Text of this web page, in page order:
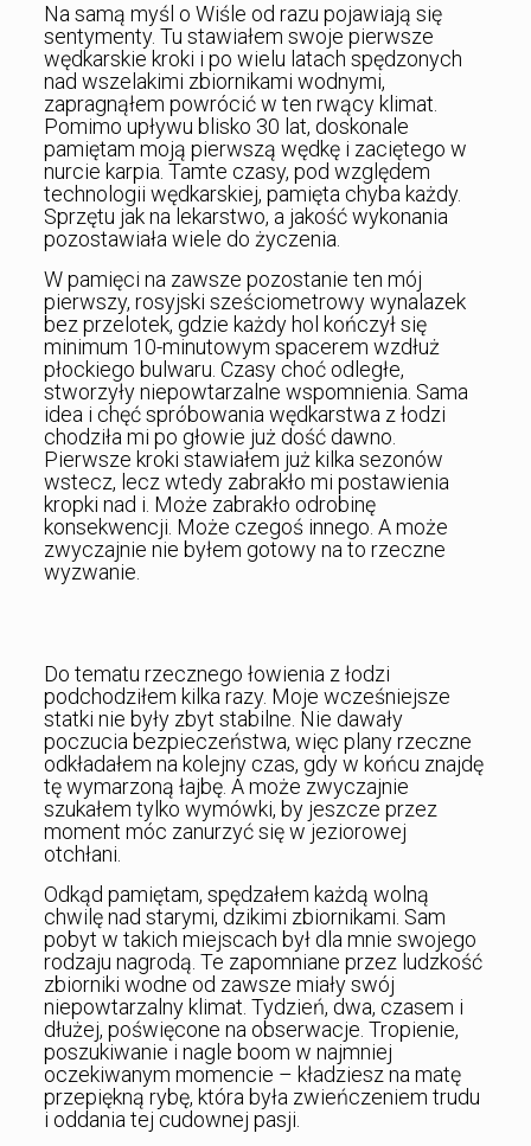
Na samą myśl o Wiśle od razu pojawiają się
sentymenty. Tu stawiałem swoje pierwsze
wędkarskie kroki i po wielu latach spędzonych
nad wszelakimi zbiornikami wodnymi,
zapragnąłem powrócić w ten rwący klimat.
Pomimo upływu blisko 30 lat, doskonale
pamiętam moją pierwszą wędkę i zaciętego w
nurcie karpia. Tamte czasy, pod względem
technologii wędkarskiej, pamięta chyba każdy.
Sprzętu jak na lekarstwo, a jakość wykonania
pozostawiała wiele do życzenia.
W pamięci na zawsze pozostanie ten mój
pierwszy, rosyjski sześciometrowy wynalazek
bez przelotek, gdzie każdy hol kończył się
minimum 10-minutowym spacerem wzdłuż
płockiego bulwaru. Czasy choć odległe,
stworzyły niepowtarzalne wspomnienia. Sama
idea i chęć spróbowania wędkarstwa z łodzi
chodziła mi po głowie już dość dawno.
Pierwsze kroki stawiałem już kilka sezonów
wstecz, lecz wtedy zabrakło mi postawienia
kropki nad i. Może zabrakło odrobinę
konsekwencji. Może czegoś innego. A może
zwyczajnie nie byłem gotowy na to rzeczne
wyzwanie.
Do tematu rzecznego łowienia z łodzi
podchodziłem kilka razy. Moje wcześniejsze
statki nie były zbyt stabilne. Nie dawały
poczucia bezpieczeństwa, więc plany rzeczne
odkładałem na kolejny czas, gdy w końcu znajdę
tę wymarzoną łajbę. A może zwyczajnie
szukałem tylko wymówki, by jeszcze przez
moment móc zanurzyć się w jeziorowej
otchłani.
Odkąd pamiętam, spędzałem każdą wolną
chwilę nad starymi, dzikimi zbiornikami. Sam
pobyt w takich miejscach był dla mnie swojego
rodzaju nagrodą. Te zapomniane przez ludzkość
zbiorniki wodne od zawsze miały swój
niepowtarzalny klimat. Tydzień, dwa, czasem i
dłużej, poświęcone na obserwacje. Tropienie,
poszukiwanie i nagle boom w najmniej
oczekiwanym momencie – kładziesz na matę
przepiękną rybę, która była zwieńczeniem trudu
i oddania tej cudownej pasji.